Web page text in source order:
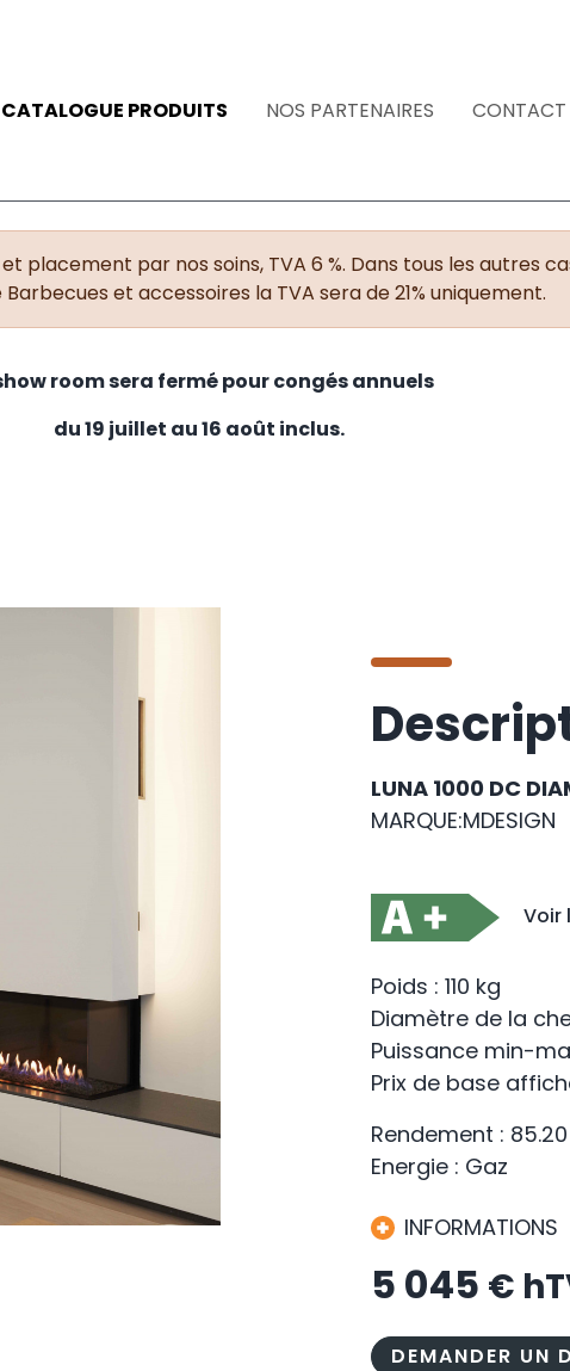
CATALOGUE PRODUITS NOS PARTENAIRES CONTACT
placement par nos soins, TVA 6 %. Dans tous les autres
et accessoires la TVA sera de 21% uniquement.
room sera fermé pour congés annuels
du 19 juillet au 16 août inclus.
LUNA 1000 DC
MARQUE:MDESIGN
Voir
Poids : 110 kg
Diamètre de la
Puissance min-
Prix de base
Rendement : 85.20
Energie : Gaz
INFORMATIONS
5 045 €
DEMANDER UN